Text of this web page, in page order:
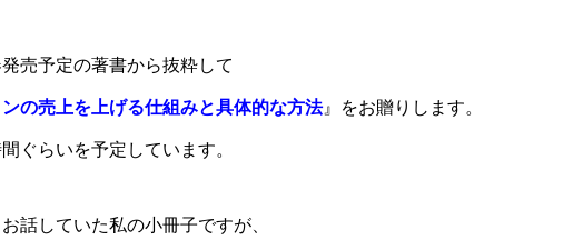
売予定の著書から抜粋して
の売上を上げる仕組みと具体的な方法』をお贈りします。
ぐらいを予定しています。
話していた私の小冊子ですが、